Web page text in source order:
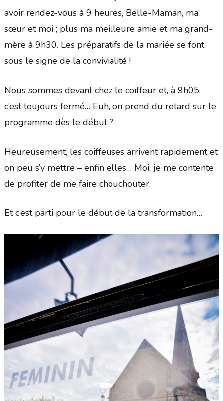
avoir rendez-vous à 9 heures, Belle-Maman, ma
sœur et moi ; plus ma meilleure amie et ma grand-
mère à 9h30. Les préparatifs de la mariée se font
sous le signe de la convivialité !
Nous sommes devant chez le coiffeur et, à 9h05,
c’est toujours fermé… Euh, on prend du retard sur le
programme dès le début ?
Heureusement, les coiffeuses arrivent rapidement et
on peu s’y mettre – enfin elles… Moi, je me contente
de profiter de me faire chouchouter.
Et c’est parti pour le début de la transformation…